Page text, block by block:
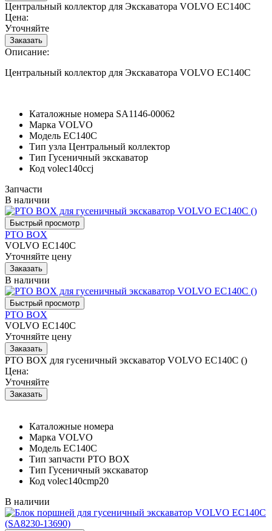
Центральный коллектор для Экскаватора VOLVO EC140C
Цена:
Уточняйте
Описание:
Центральный коллектор для Экскаватора VOLVO EC140C
Каталожные номера SA1146-00062
Марка VOLVO
Модель EC140C
Тип узла Центральный коллектор
Тип Гусеничный экскаватор
Код volec140ccj
Запчасти
В наличии
PTO BOX
VOLVO EC140C
Уточняйте цену
В наличии
PTO BOX
VOLVO EC140C
Уточняйте цену
PTO BOX для гусеничный экскаватор VOLVO EC140C ()
Цена:
Уточняйте
Каталожные номера
Марка VOLVO
Модель EC140C
Тип запчасти PTO BOX
Тип Гусеничный экскаватор
Код volec140cmp20
В наличии